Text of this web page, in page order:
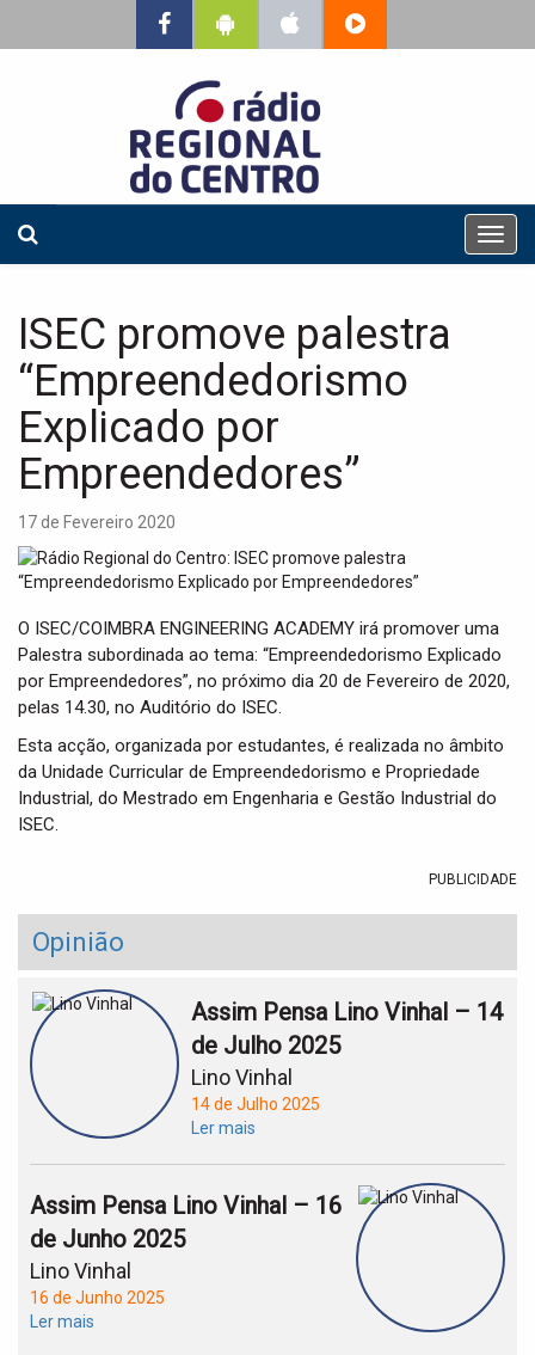
T
o
ISEC promove palestra
“Empreendedorismo
Explicado por
Empreendedores”
17 de Fevereiro 2020
O ISEC/COIMBRA ENGINEERING ACADEMY irá promover uma
Palestra subordinada ao tema: “Empreendedorismo Explicado
por Empreendedores”, no próximo dia 20 de Fevereiro de 2020,
pelas 14.30, no Auditório do ISEC.
Esta acção, organizada por estudantes, é realizada no âmbito
da Unidade Curricular de Empreendedorismo e Propriedade
Industrial, do Mestrado em Engenharia e Gestão Industrial do
ISEC.
PUBLICIDADE
Opinião
Assim Pensa Lino Vinhal – 14
de Julho 2025
Lino Vinhal
14 de Julho 2025
Ler mais
Assim Pensa Lino Vinhal – 16
de Junho 2025
Lino Vinhal
16 de Junho 2025
Ler mais